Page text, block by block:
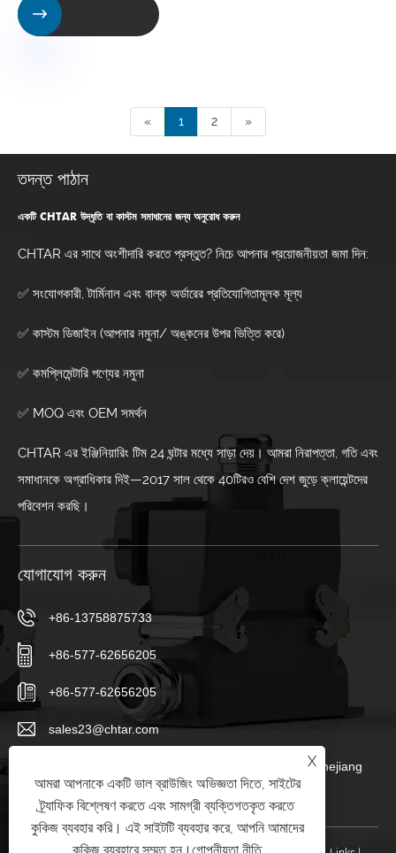

« 1 2 »
তদন্ত পাঠান
একটি CHTAR উদ্ধৃতি বা কাস্টম সমাধানের জন্য অনুরোধ করুন
CHTAR এর সাথে অংশীদারি করতে প্রস্তুত? নিচে আপনার প্রয়োজনীয়তা জমা দিন:
✅ সংযোগকারী, টার্মিনাল এবং বাল্ক অর্ডারের প্রতিযোগিতামূলক মূল্য
✅ কাস্টম ডিজাইন (আপনার নমুনা/ অঙ্কনের উপর ভিত্তি করে)
✅ কমপ্লিমেন্টারি পণ্যের নমুনা
✅ MOQ এবং OEM সমর্থন
CHTAR এর ইঞ্জিনিয়ারিং টিম 24 ঘন্টার মধ্যে সাড়া দেয়। আমরা নিরাপত্তা, গতি এবং
সমাধানকে অগ্রাধিকার দিই—2017 সাল থেকে 40টিরও বেশি দেশ জুড়ে ক্লায়েন্টদের
পরিবেশন করছি।
যোগাযোগ করুন
+86-13758875733
+86-577-62656205
+86-577-62656205
sales23@chtar.com
Huanghuaguan গ্রাম, Liushi Town, Yueqing City, Zhejiang
X
আমরা আপনাকে একটি ভাল ব্রাউজিং অভিজ্ঞতা দিতে, সাইটের
ট্র্যাফিক বিশ্লেষণ করতে এবং সামগ্রী ব্যক্তিগতকৃত করতে
কুকিজ ব্যবহার করি। এই সাইটটি ব্যবহার করে, আপনি আমাদের